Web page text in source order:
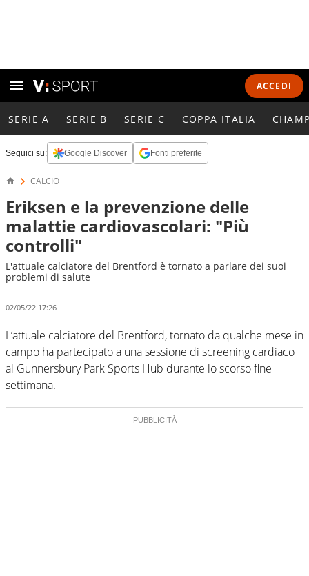
ACCEDI
SERIE A SERIE B SERIE C COPPA ITALIA
Seguici su: Google Discover Fonti preferite
CALCIO
Eriksen e la prevenzione delle
malattie cardiovascolari: "Più
controlli"
L'attuale calciatore del Brentford è tornato a parlare dei suoi
problemi di salute
02/05/22 17:26
L’attuale calciatore del Brentford, tornato da qualche mese in
campo ha partecipato a una sessione di screening cardiaco
al Gunnersbury Park Sports Hub durante lo scorso fine
settimana.